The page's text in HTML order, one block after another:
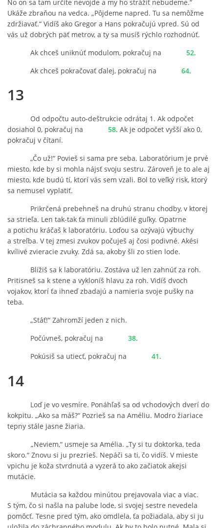
No on sa tam určite nevojde a my ho strážiť nebudeme.“
Ukáže zbraňou na vedca. „Pôjdeme napred. Tu sa nemôžme
zdržiavať.“ Vidíš ako Gregor a Hans pokračujú vpred. Sú od
vás už dobrých päť metrov, a ty sa musíš rýchlo rozhodnúť.
Ak chceš uniknúť modulom, pokračuj na
52.
Ak chceš pokračovať ďalej, pokračuj na
64.
13
Od odpočtu auto-deštrukcie odrátaj 1. Ak odpočet
dosiahol 0, pokračuj na
58. Ak je odpočet vyšší ako 0,
pokračuj v čítaní.
„Čo už!“ Povieš si sama pre seba. Laboratórium je prvé
miesto, kde by si mohla nájsť svoju sestru. Zároveň je to ale aj
miesto, kde budú tí, ktorí vás sem vzali. Bol to veľký risk, ktorý
sa nemusel vyplatiť.
Prikrčená prebehneš na druhú stranu chodby, v ktorej
sa strieľa. Len tak-tak ťa minuli zblúdilé guľky. Opatrne
a potichu kráčaš k laboratóriu. Loďou sa ozývajú výbuchy
a streľba. V tej zmesi zvukov počuješ aj čosi podivné. Akési
kvílivé zvieracie zvuky. Zdá sa, akoby šli zo stien lode.
Blížiš sa k laboratóriu. Zostáva už len zahnúť za roh.
Pritisneš sa k stene a vykloníš hlavu za roh. Vidíš dvoch
vojakov, ktorí ťa ihneď zbadajú a namieria svoje pušky na
teba.
„Stáť!“ Zahromží jeden z nich.
Počúvneš, pokračuj na
38.
Pokúsiš sa utiecť, pokračuj na
41.
14
Loď je vo vesmíre. Ponáhľaš sa od vchodových dverí do
kokpitu. „Ako sa máš?“ Pozrieš sa na Améliu. Modro žiariace
tepny stále jasne žiaria.
„Neviem,“ usmeje sa Amélia. „Ty si tu doktorka, teda
skoro.“ Znovu si ju prezrieš. Nepáči sa ti, čo vidíš. V mieste
vpichu je koža stvrdnutá a vyzerá to ako začiatok akejsi
mutácie.
Mutácia sa každou minútou prejavovala viac a viac.
S tým, čo si našla na palube lode, si svojej sestre nevedela
pomôcť. Tesne pred tým, ako omdlela, ťa požiadala, aby si ju